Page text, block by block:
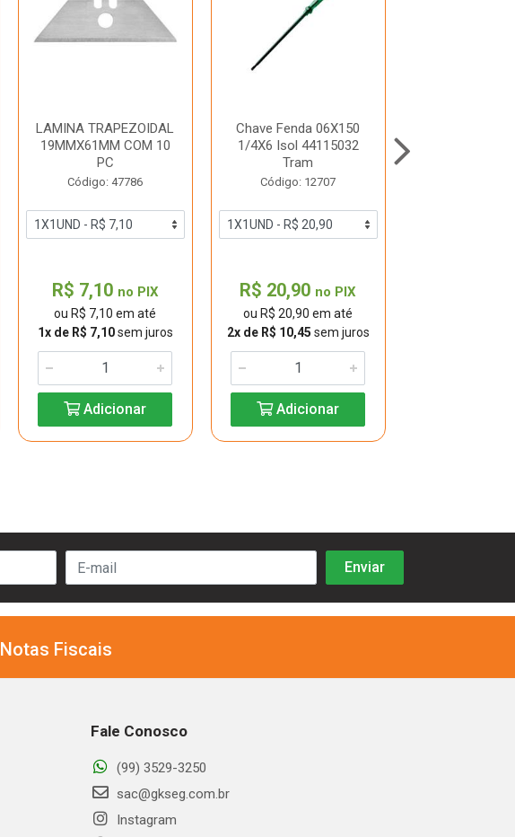
LAMINA TRAPEZOIDAL
19MMX61MM COM 10
PC
Código: 47786
R$ 7,10 no PIX
ou R$ 7,10 em até
1x de R$ 7,10sem juros
Adicionar
Chave Fenda 06X150
1/4X6 Isol 44115032
Tram
Código: 12707
R$ 20,90 no PIX
ou R$ 20,90 em até
2x de R$ 10,45 sem juros
Adicionar
Notas Fiscais
Fale Conosco
(99) 3529-3250
sac@gkseg.com.br
Instagram